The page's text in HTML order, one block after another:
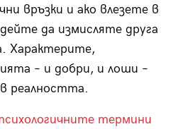
връзки и ако влезете в
да измисляте друга
Характерите,
– и добри, и лоши –
реалността.
термини